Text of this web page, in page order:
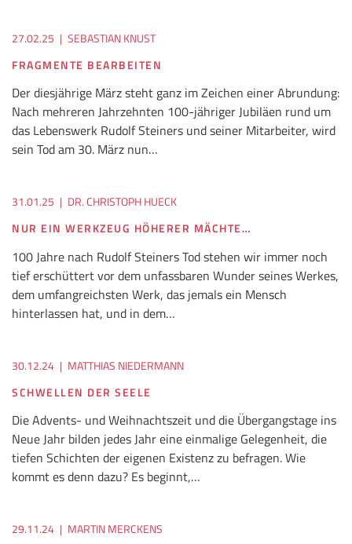
27.02.25 | SEBASTIAN KNUST
FRAGMENTE BEARBEITEN
Der diesjährige März steht ganz im Zeichen einer Abrundung:
Nach mehreren Jahrzehnten 100-jähriger Jubiläen rund um
das Lebenswerk Rudolf Steiners und seiner Mitarbeiter, wird
sein Tod am 30. März nun…
31.01.25 | DR. CHRISTOPH HUECK
NUR EIN WERKZEUG HÖHERER MÄCHTE…
100 Jahre nach Rudolf Steiners Tod stehen wir immer noch
tief erschüttert vor dem unfassbaren Wunder seines Werkes,
dem umfangreichsten Werk, das jemals ein Mensch
hinterlassen hat, und in dem…
30.12.24 | MATTHIAS NIEDERMANN
SCHWELLEN DER SEELE
Die Advents- und Weihnachtszeit und die Übergangstage ins
Neue Jahr bilden jedes Jahr eine einmalige Gelegenheit, die
tiefen Schichten der eigenen Existenz zu befragen. Wie
kommt es denn dazu? Es beginnt,…
29.11.24 | MARTIN MERCKENS